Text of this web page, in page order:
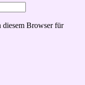
diesem Browser für